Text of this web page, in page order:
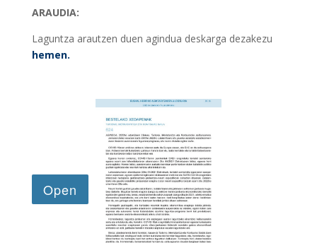
ARAUDIA:
Laguntza arautzen duen agindua deskarga dezakezu
hemen.